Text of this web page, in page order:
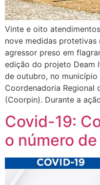
Vinte e oito
nove medidas protetivas
agressor preso em
edição do projeto Deam
de outubro, no município
Coordenadoria Regional
(Coorpin). Durante a
Covid-19:
o número